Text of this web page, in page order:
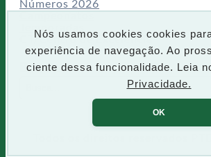
Nós usamos cookies cookies
experiência de navegação. Ao
ciente dessa funcionalidade. Leia
Privacidade.
OK
Números 2026
Campeonatos
Temporadas
CT/Centro de Excelência
Busca
P
q
u
s